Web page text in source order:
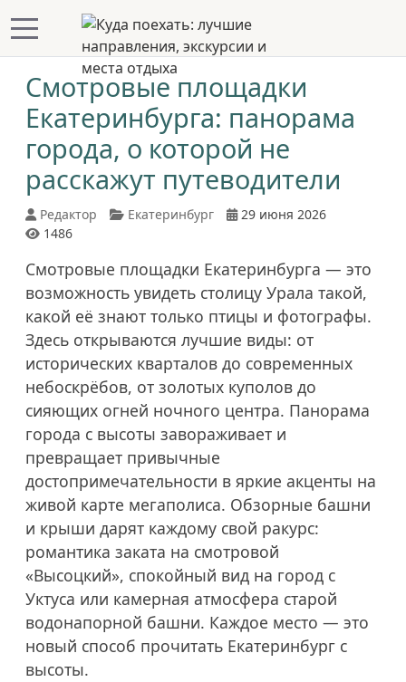
Mobile Menu Toggle
Смотровые площадки
Екатеринбурга: панорама
города, о которой не
расскажут путеводители
Редактор Екатеринбург
29 июня 2026
1486
Смотровые площадки Екатеринбурга — это
возможность увидеть столицу Урала такой,
какой её знают только птицы и фотографы.
Здесь открываются лучшие виды: от
исторических кварталов до современных
небоскрёбов, от золотых куполов до
сияющих огней ночного центра. Панорама
города с высоты завораживает и
превращает привычные
достопримечательности в яркие акценты на
живой карте мегаполиса. Обзорные башни
и крыши дарят каждому свой ракурс:
романтика заката на смотровой
«Высоцкий», спокойный вид на город с
Уктуса или камерная атмосфера старой
водонапорной башни. Каждое место — это
новый способ прочитать Екатеринбург с
высоты.